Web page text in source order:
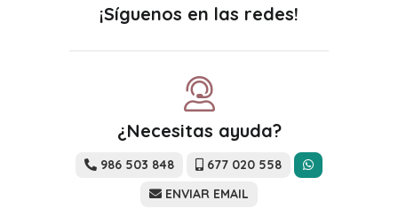
¡Síguenos en las redes!
¿Necesitas ayuda?
986 503 848
677 020 558
ENVIAR EMAIL